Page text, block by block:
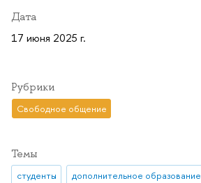
Дата
17 июня 2025 г.
Рубрики
Свободное общение
Темы
студенты дополнительное образование